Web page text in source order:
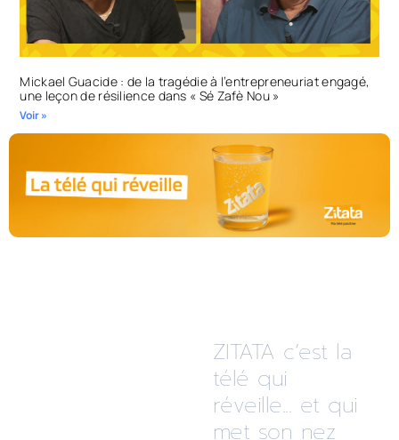
Mickael Guacide : de la tragédie à l’entrepreneuriat engagé,
une leçon de résilience dans « Sé Zafè Nou »
Voir »
ZITATA c’est la
télé qui
réveille... et qui
met son nez